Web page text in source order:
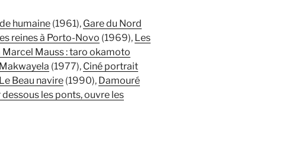
humaine (1961), Gare du Nord
reines à Porto-Novo (1969), Les
Mauss : taro okamoto
Makwayela (1977), Ciné portrait
Le Beau navire (1990), Damouré
les ponts, ouvre les